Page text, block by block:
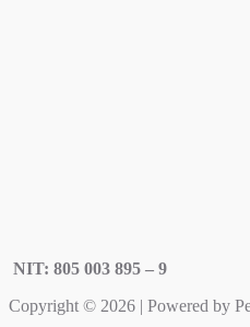
NIT: 805 003 895 – 9
Copyright © 2026 | Powered by